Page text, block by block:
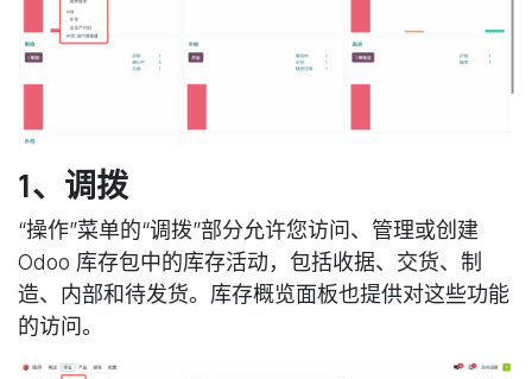
1、调拨
“操作”菜单的“调拨”部分允许您访问、管理或创建
Odoo 库存包中的库存活动，包括收据、交货、制
造、内部和待发货。库存概览面板也提供对这些功能
的访问。